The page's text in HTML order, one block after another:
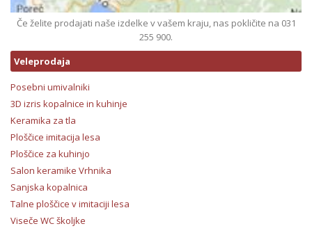
Če želite prodajati naše izdelke v vašem kraju, nas pokličite na 031
255 900.
Veleprodaja
Posebni umivalniki
3D izris kopalnice in kuhinje
Keramika za tla
Ploščice imitacija lesa
Ploščice za kuhinjo
Salon keramike Vrhnika
Sanjska kopalnica
Talne ploščice v imitaciji lesa
Viseče WC školjke